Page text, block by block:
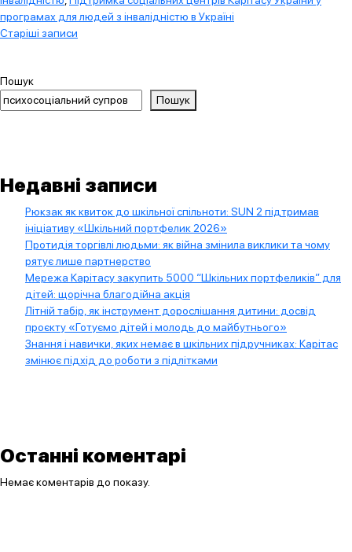
програмах для людей з інвалідністю в Україні
Навігація
записами
Старіші записи
Пошук
Пошук
Недавні записи
Рюкзак як квиток до шкільної спільноти: SUN 2 підтримав
ініціативу «Шкільний портфелик 2026»
Протидія торгівлі людьми: як війна змінила виклики та чому
рятує лише партнерство
Мережа Карітасу закупить 5000 “Шкільних портфеликів” для
дітей: щорічна благодійна акція
Літній табір, як інструмент дорослішання дитини: досвід
проєкту «Готуємо дітей і молодь до майбутнього»
Знання і навички, яких немає в шкільних підручниках: Карітас
змінює підхід до роботи з підлітками
Останні коментарі
Немає коментарів до показу.